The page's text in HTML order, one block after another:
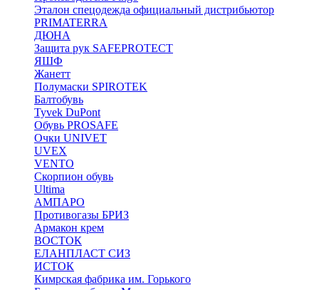
Эталон спецодежда официальный дистрибьютор
PRIMATERRA
ДЮНА
Защита рук SAFEPROTECT
ЯШФ
Жанетт
Полумаски SPIROTEK
Балтобувь
Tyvek DuPont
Обувь PROSAFE
Очки UNIVET
UVEX
VENTO
Скорпион обувь
Ultima
АМПАРО
Противогазы БРИЗ
Армакон крем
ВОСТОК
ЕЛАНПЛАСТ СИЗ
ИСТОК
Кимрская фабрика им. Горького